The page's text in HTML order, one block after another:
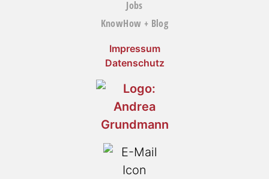
Jobs
KnowHow + Blog
Impressum
Datenschutz